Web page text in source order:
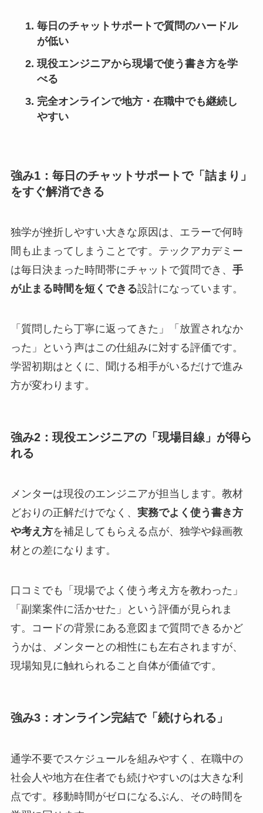
毎日のチャットサポートで質問のハードル
が低い
現役エンジニアから現場で使う書き方を学
べる
完全オンラインで地方・在職中でも継続し
やすい
強み1：毎日のチャットサポートで「詰まり」
をすぐ解消できる
独学が挫折しやすい大きな原因は、エラーで何時
間も止まってしまうことです。テックアカデミー
は毎日決まった時間帯にチャットで質問でき、 手
が止まる時間を短くできる設計になっています。
「質問したら丁寧に返ってきた」「放置されなか
った」という声はこの仕組みに対する評価です。
学習初期はとくに、聞ける相手がいるだけで進み
方が変わります。
強み2：現役エンジニアの「現場目線」が得ら
れる
メンターは現役のエンジニアが担当します。教材
どおりの正解だけでなく、 実務でよく使う書き方
や考え方を補足してもらえる点が、独学や録画教
材との差になります。
口コミでも「現場でよく使う考え方を教わった」
「副業案件に活かせた」という評価が見られま
す。コードの背景にある意図まで質問できるかど
うかは、メンターとの相性にも左右されますが、
現場知見に触れられること自体が価値です。
強み3：オンライン完結で「続けられる」
通学不要でスケジュールを組みやすく、在職中の
社会人や地方在住者でも続けやすいのは大きな利
点です。移動時間がゼロになるぶん、その時間を